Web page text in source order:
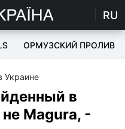
RU
ОРМУЗСКИЙ ПРОЛИВ
Украине
в
Magura, -